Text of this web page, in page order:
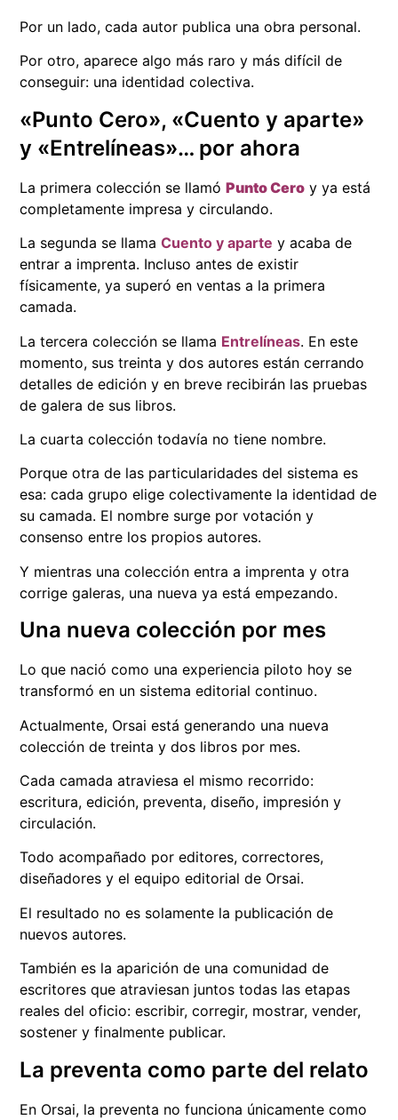
Por un lado, cada autor publica una obra personal.
Por otro, aparece algo más raro y más difícil de
conseguir: una identidad colectiva.
«Punto Cero», «Cuento y aparte»
y «Entrelíneas»… por ahora
La primera colección se llamóPunto Cero y ya está
completamente impresa y circulando.
La segunda se llamaCuento y aparte y acaba de
entrar a imprenta. Incluso antes de existir
físicamente, ya superó en ventas a la primera
camada.
La tercera colección se llama Entrelíneas. En este
momento, sus treinta y dos autores están cerrando
detalles de edición y en breve recibirán las pruebas
de galera de sus libros.
La cuarta colección todavía no tiene nombre.
Porque otra de las particularidades del sistema es
esa: cada grupo elige colectivamente la identidad de
su camada. El nombre surge por votación y
consenso entre los propios autores.
Y mientras una colección entra a imprenta y otra
corrige galeras, una nueva ya está empezando.
Una nueva colección por mes
Lo que nació como una experiencia piloto hoy se
transformó en un sistema editorial continuo.
Actualmente, Orsai está generando una nueva
colección de treinta y dos libros por mes.
Cada camada atraviesa el mismo recorrido:
escritura, edición, preventa, diseño, impresión y
circulación.
Todo acompañado por editores, correctores,
diseñadores y el equipo editorial de Orsai.
El resultado no es solamente la publicación de
nuevos autores.
También es la aparición de una comunidad de
escritores que atraviesan juntos todas las etapas
reales del oficio: escribir, corregir, mostrar, vender,
sostener y finalmente publicar.
La preventa como parte del relato
En Orsai, la preventa no funciona únicamente como